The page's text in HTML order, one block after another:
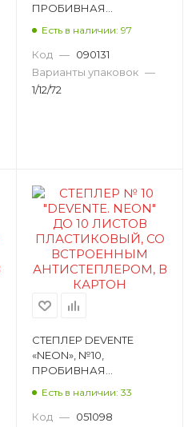
ПРОБИВНАЯ
НЕОНОВЫЙ 4142803
Есть в наличии: 97
Код — 090131
Варианты упаковок —
1/12/72
СТЕПЛЕР DEVENTE
«NEON», №10,
ПРОБИВНАЯ
НЕОНОВЫЙ 4142345
Есть в наличии: 33
Код — 051098